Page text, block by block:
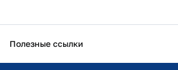
Полезные ссылки